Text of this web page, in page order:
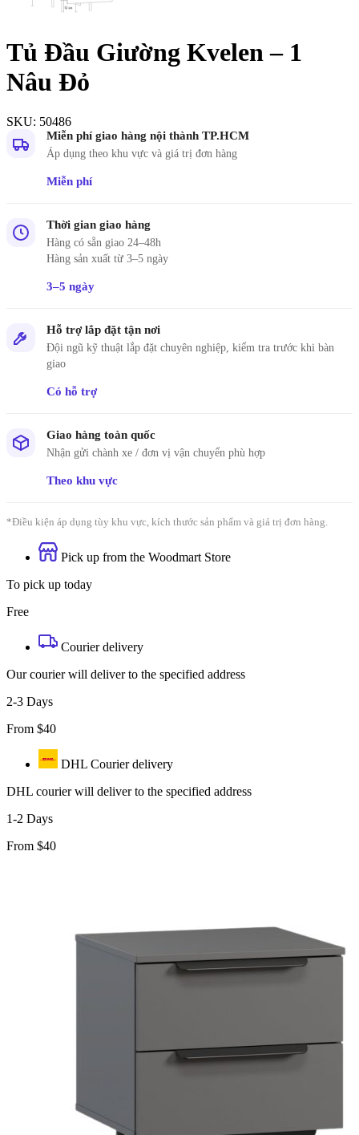
Tủ Đầu Giường Kvelen – 1
Nâu Đỏ
SKU: 50486
Miễn phí giao hàng nội thành TP.HCM
Áp dụng theo khu vực và giá trị đơn hàng
Miễn phí
Thời gian giao hàng
Hàng có sẵn giao 24–48h
Hàng sản xuất từ 3–5 ngày
3–5 ngày
Hỗ trợ lắp đặt tận nơi
Đội ngũ kỹ thuật lắp đặt chuyên nghiệp, kiểm tra trước khi bàn
giao
Có hỗ trợ
Giao hàng toàn quốc
Nhận gửi chành xe / đơn vị vận chuyển phù hợp
Theo khu vực
*Điều kiện áp dụng tùy khu vực, kích thước sản phẩm và giá trị đơn hàng.
Pick up from the Woodmart Store
To pick up today
Free
Courier delivery
Our courier will deliver to the specified address
2-3 Days
From $40
DHL Courier delivery
DHL courier will deliver to the specified address
1-2 Days
From $40